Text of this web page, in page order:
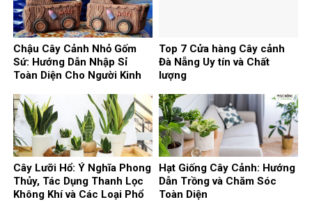
Chậu Cây Cảnh Nhỏ Gốm
Sứ: Hướng Dẫn Nhập Sỉ
Toàn Diện Cho Người Kinh
Top 7 Cửa hàng Cây cảnh
Đà Nẵng Uy tín và Chất
lượng
Cây Lưỡi Hổ: Ý Nghĩa Phong
Thủy, Tác Dụng Thanh Lọc
Không Khí và Các Loại Phổ
Hạt Giống Cây Cảnh: Hướng
Dẫn Trồng và Chăm Sóc
Toàn Diện